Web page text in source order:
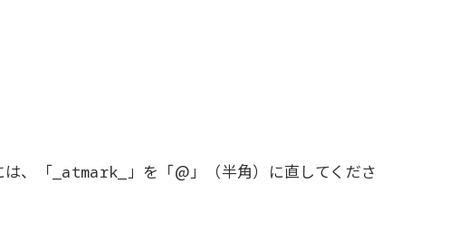
は、「 _atmark_ 」を「@」（半角）に直してくださ